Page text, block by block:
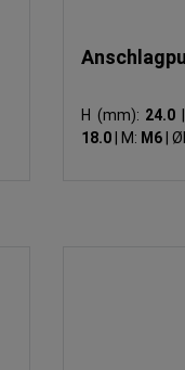
H (mm): 24.0
18.0
M: M6